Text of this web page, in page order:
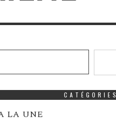
CATÉGORIES
LA UNE